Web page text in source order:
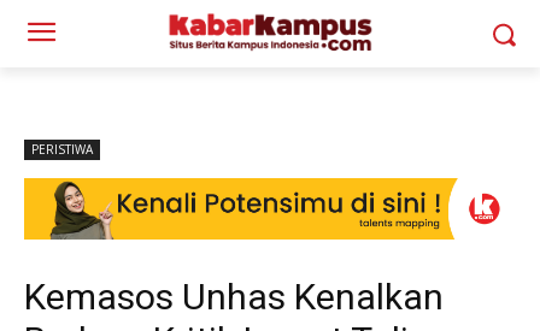
PERISTIWA
Kemasos Unhas Kenalkan